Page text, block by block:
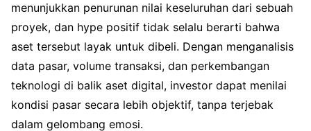
menunjukkan penurunan nilai keseluruhan dari sebuah
proyek, dan hype positif tidak selalu berarti bahwa
aset tersebut layak untuk dibeli. Dengan menganalisis
data pasar, volume transaksi, dan perkembangan
teknologi di balik aset digital, investor dapat menilai
kondisi pasar secara lebih objektif, tanpa terjebak
dalam gelombang emosi.